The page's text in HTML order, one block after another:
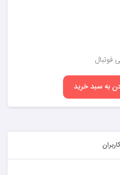
فوتبال
به سبد خرید